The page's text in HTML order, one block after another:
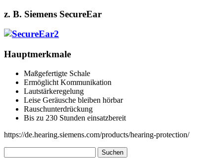
z. B. Siemens SecureEar
Hauptmerkmale
Maßgefertigte Schale
Ermöglicht Kommunikation
Lautstärkeregelung
Leise Geräusche bleiben hörbar
Rauschunterdrückung
Bis zu 230 Stunden einsatzbereit
https://de.hearing.siemens.com/products/hearing-protection/
nach: